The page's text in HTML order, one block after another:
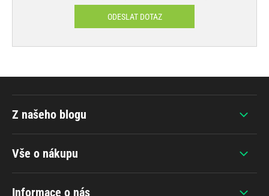
ODESLAT DOTAZ
Vše o nákupu
Informace o nás
Z našeho blogu